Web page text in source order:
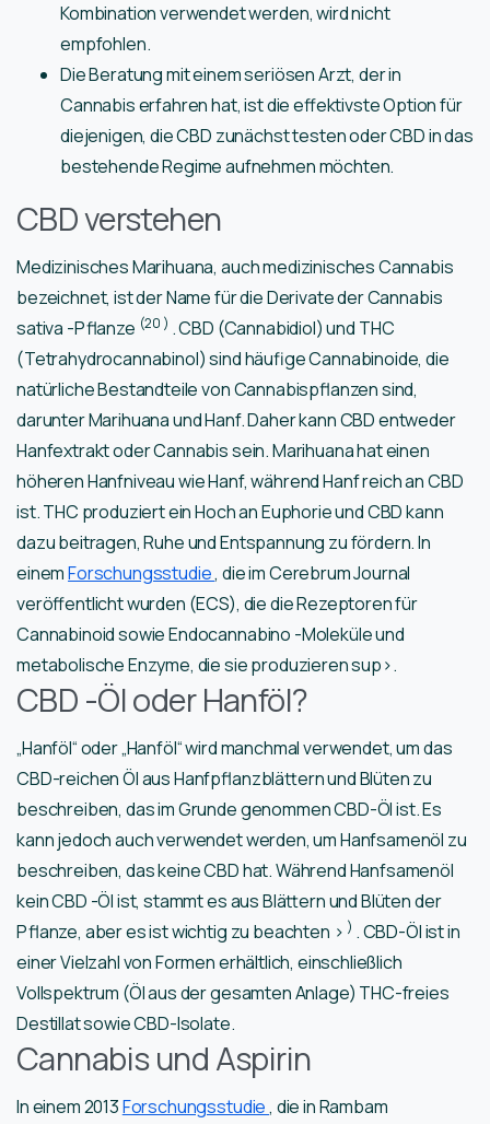
Kombination verwendet werden, wird nicht
empfohlen.
Die Beratung mit einem seriösen Arzt, der in
Cannabis erfahren hat, ist die effektivste Option für
diejenigen, die CBD zunächst testen oder CBD in das
bestehende Regime aufnehmen möchten.
CBD verstehen
Medizinisches Marihuana, auch medizinisches Cannabis
bezeichnet, ist der Name für die Derivate der Cannabis
sativa -Pflanze (20 ) . CBD (Cannabidiol) und THC
(Tetrahydrocannabinol) sind häufige Cannabinoide, die
natürliche Bestandteile von Cannabispflanzen sind,
darunter Marihuana und Hanf. Daher kann CBD entweder
Hanfextrakt oder Cannabis sein. Marihuana hat einen
höheren Hanfniveau wie Hanf, während Hanf reich an CBD
ist. THC produziert ein Hoch an Euphorie und CBD kann
dazu beitragen, Ruhe und Entspannung zu fördern. In
einemForschungsstudie, die im Cerebrum Journal
veröffentlicht wurden (ECS), die die Rezeptoren für
Cannabinoid sowie Endocannabino -Moleküle und
metabolische Enzyme, die sie produzieren sup>.
CBD -Öl oder Hanföl?
„Hanföl“ oder „Hanföl“ wird manchmal verwendet, um das
CBD-reichen Öl aus Hanfpflanzblättern und Blüten zu
beschreiben, das im Grunde genommen CBD-Öl ist. Es
kann jedoch auch verwendet werden, um Hanfsamenöl zu
beschreiben, das keine CBD hat. Während Hanfsamenöl
kein CBD -Öl ist, stammt es aus Blättern und Blüten der
Pflanze, aber es ist wichtig zu beachten > ) . CBD-Öl ist in
einer Vielzahl von Formen erhältlich, einschließlich
Vollspektrum (Öl aus der gesamten Anlage) THC-freies
Destillat sowie CBD-Isolate.
Cannabis und Aspirin
In einem 2013Forschungsstudie, die in Rambam